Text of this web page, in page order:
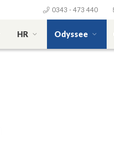
0343 - 473 440
HR Odyssee